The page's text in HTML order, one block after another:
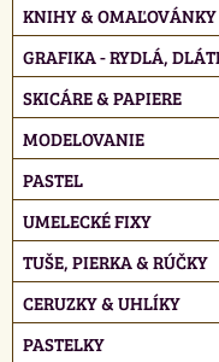
KNIHY & OMAĽOVÁNKY
GRAFIKA - RYDLÁ,
SKICÁRE & PAPIERE
MODELOVANIE
PASTEL
UMELECKÉ FIXY
TUŠE, PIERKA & RÚČKY
CERUZKY & UHLÍKY
PASTELKY